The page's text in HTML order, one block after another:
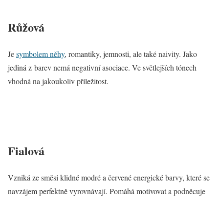
Růžová
Jesymbolem něhy, romantiky, jemnosti, ale také naivity. Jako
jediná z barev nemá negativní asociace. Ve světlejších tónech
vhodná na jakoukoliv příležitost.
Fialová
Vzniká ze směsi klidné modré a červené energické barvy, které se
navzájem perfektně vyrovnávají. Pomáhá motivovat a podněcuje